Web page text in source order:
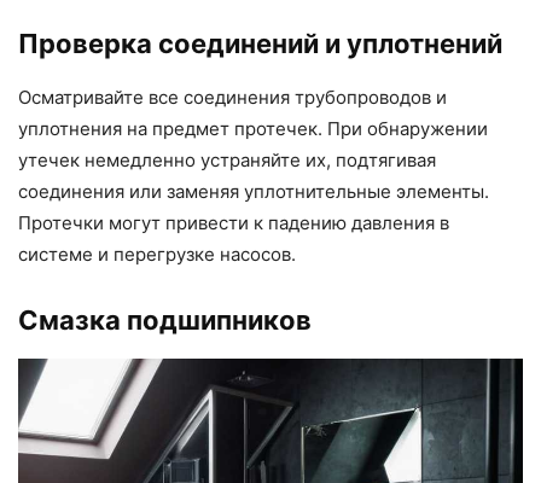
Проверка соединений и уплотнений
Осматривайте все соединения трубопроводов и
уплотнения на предмет протечек. При обнаружении
утечек немедленно устраняйте их, подтягивая
соединения или заменяя уплотнительные элементы.
Протечки могут привести к падению давления в
системе и перегрузке насосов.
Смазка подшипников